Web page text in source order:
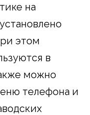
на
этом
в
можно
телефона и